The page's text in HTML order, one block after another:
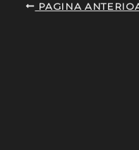
PAGINA